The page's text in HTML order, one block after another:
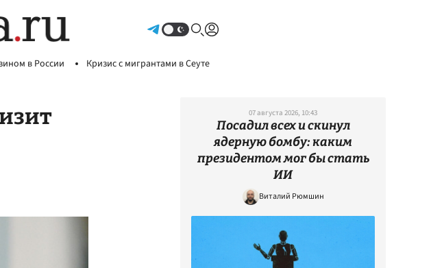
в России Кризис с мигрантами в Сеуте
07 августа 2026, 10:43
Посадил всех и скинул
ядерную бомбу: каким
президентом мог бы стать
ИИ
Виталий Рюмшин